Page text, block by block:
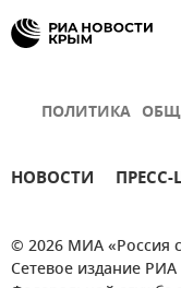
ПОЛИТИКА
НОВОСТИ ПРЕСС-
© 2026 МИА «Россия
Сетевое издание